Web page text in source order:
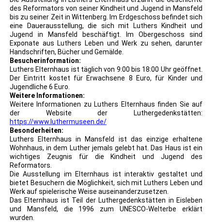
des Reformators von seiner Kindheit und Jugend in Mansfeld
bis zu seiner Zeit in Wittenberg. Im Erdgeschoss befindet sich
eine Dauerausstellung, die sich mit Luthers Kindheit und
Jugend in Mansfeld beschäftigt. Im Obergeschoss sind
Exponate aus Luthers Leben und Werk zu sehen, darunter
Handschriften, Bücher und Gemälde.
Besucherinformation:
Luthers Elternhaus ist täglich von 9:00 bis 18:00 Uhr geöffnet.
Der Eintritt kostet für Erwachsene 8 Euro, für Kinder und
Jugendliche 6 Euro.
Weitere Informationen:
Weitere Informationen zu Luthers Elternhaus finden Sie auf
der Website der Luthergedenkstätten:
https://www.luthermuseen.de/
Besonderheiten:
Luthers Elternhaus in Mansfeld ist das einzige erhaltene
Wohnhaus, in dem Luther jemals gelebt hat. Das Haus ist ein
wichtiges Zeugnis für die Kindheit und Jugend des
Reformators.
Die Ausstellung im Elternhaus ist interaktiv gestaltet und
bietet Besuchern die Möglichkeit, sich mit Luthers Leben und
Werk auf spielerische Weise auseinanderzusetzen.
Das Elternhaus ist Teil der Luthergedenkstätten in Eisleben
und Mansfeld, die 1996 zum UNESCO-Welterbe erklärt
wurden.